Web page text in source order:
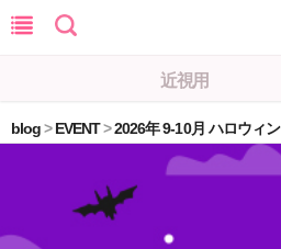
近視用
blog>EVENT>2026年 9-10月 ハロウィン